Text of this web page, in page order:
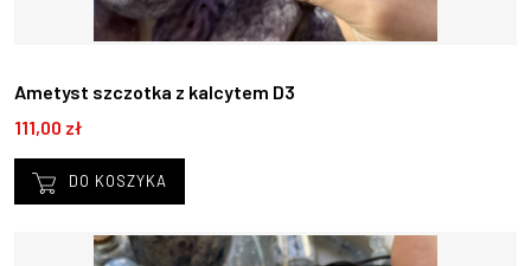
Ametyst szczotka z kalcytem D3
111,00 zł
DO KOSZYKA